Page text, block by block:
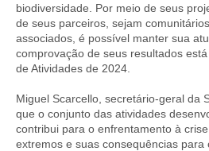
biodiversidade. Por meio de seus
de seus parceiros, sejam
associados, é possível manter sua
comprovação de seus resultados
de Atividades de 2024.
Miguel Scarcello, secretário-geral da
que o conjunto das atividades
contribui para o enfrentamento à
extremos e suas consequências para